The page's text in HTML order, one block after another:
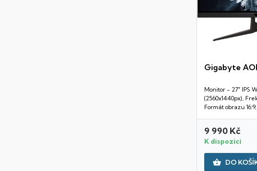
Gigabyte
Monitor - 27" IPS
(2560x1440px),
Formát obrazu 16:9,
9 990 Kč
K dispozici
 DO